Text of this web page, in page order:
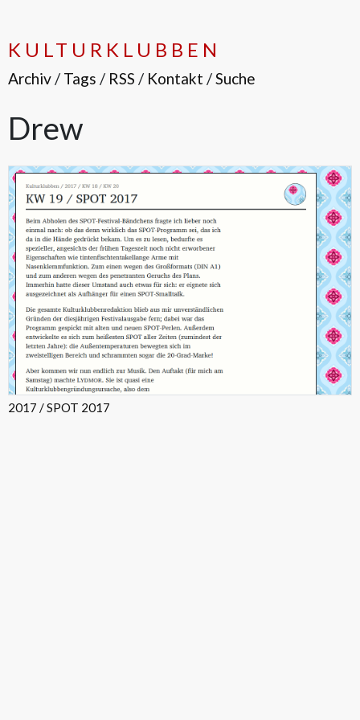
KULTURKLUBBEN
Archiv/ Tags / RSS / Kontakt /Suche
Drew
2017 / SPOT 2017